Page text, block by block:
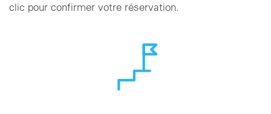
clic pour confirmer votre réservation.